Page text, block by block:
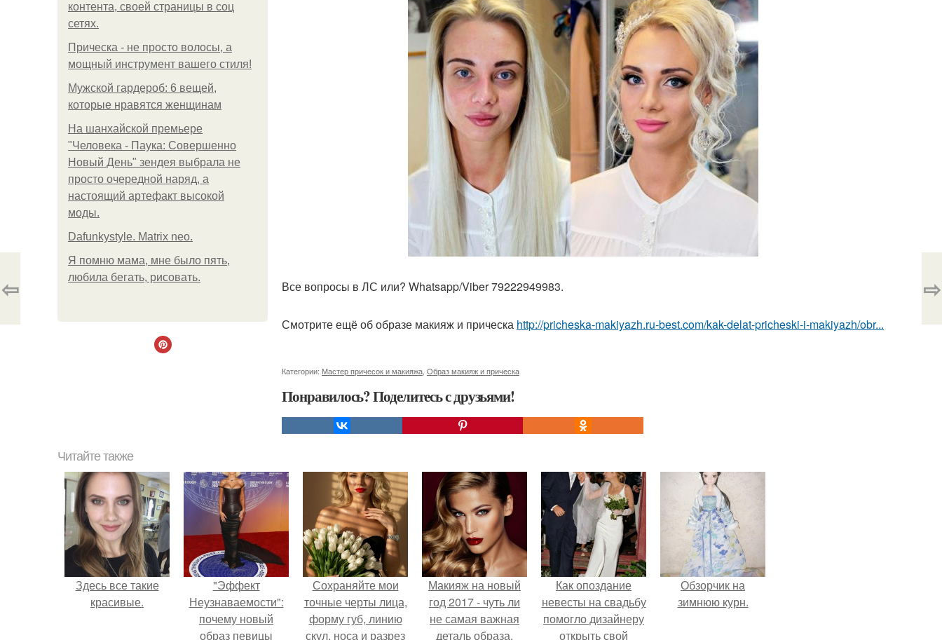
контента, своей страницы в соц
сетях.
Прическа - не просто волосы, а
мощный инструмент вашего стиля!
Мужской гардероб: 6 вещей,
которые нравятся женщинам
На шанхайской премьере
"Человека - Паука: Совершенно
Новый День" зендея выбрала не
просто очередной наряд, а
настоящий артефакт высокой
моды.
Dafunkystyle. Matrix neo.
Я помню мама, мне было пять,
любила бегать, рисовать.
Все вопросы в ЛС или? Whatsapp/Viber 79222949983.
Смотрите ещё об образе макияж и прическа http://pricheska-makiyazh.ru-best.com/kak-delat-pricheski-i-makiyazh/obr...
Категории: Мастер причесок и макияжа Образ макияж и прическа
Понравилось? Поделитесь с друзьями!
⇦ ⇨
Читайте также
Здесь все такие
красивые.
"Эффект
Неузнаваемости":
почему новый
образ певицы
Сохраняйте мои
точные черты лица,
форму губ, линию
скул, носа и разрез
Макияж на новый
год 2017 - чуть ли
не самая важная
деталь образа,
Как опоздание
невесты на свадьбу
помогло дизайнеру
открыть свой
Обзорчик на
зимнюю курн.